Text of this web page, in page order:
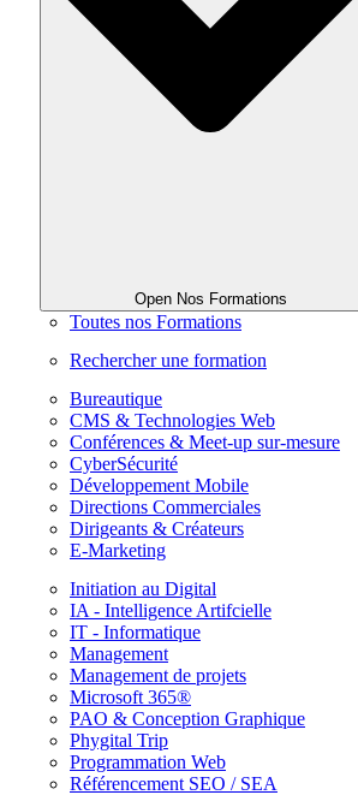
Open Nos Formations
Toutes nos Formations
Rechercher une formation
Bureautique
CMS & Technologies Web
Conférences & Meet-up sur-mesure
CyberSécurité
Développement Mobile
Directions Commerciales
Dirigeants & Créateurs
E-Marketing
Initiation au Digital
IA - Intelligence Artifcielle
IT - Informatique
Management
Management de projets
Microsoft 365®
PAO & Conception Graphique
Phygital Trip
Programmation Web
Référencement SEO / SEA